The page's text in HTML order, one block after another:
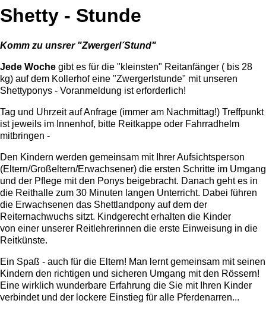
Shetty - Stunde
Komm zu unsrer "Zwergerl´Stund"
Jede Woche gibt es für die "kleinsten" Reitanfänger ( bis 28
kg) auf dem Kollerhof eine "Zwergerlstunde" mit unseren
Shettyponys - Voranmeldung ist erforderlich!
Tag und Uhrzeit auf Anfrage (immer am Nachmittag!) Treffpunkt
ist jeweils im Innenhof, bitte Reitkappe oder Fahrradhelm
mitbringen -
Den Kindern werden gemeinsam mit Ihrer Aufsichtsperson
(Eltern/Großeltern/Erwachsener) die ersten Schritte im Umgang
und der Pflege mit den Ponys beigebracht. Danach geht es in
die Reithalle zum 30 Minuten langen Unterricht. Dabei führen
die Erwachsenen das Shettlandpony auf dem der
Reiternachwuchs sitzt. Kindgerecht erhalten die Kinder
von einer unserer Reitlehrerinnen die erste Einweisung in die
Reitkünste.
Ein Spaß - auch für die Eltern! Man lernt gemeinsam mit seinen
Kindern den richtigen und sicheren Umgang mit den Rössern!
Eine wirklich wunderbare Erfahrung die Sie mit Ihren Kinder
verbindet und der lockere Einstieg für alle Pferdenarren...